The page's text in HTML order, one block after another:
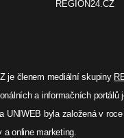
REGION24.CZ
je členem mediální skupiny
a informačních portálů
UNIWEB byla založená v
online marketing.